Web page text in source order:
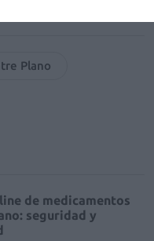
Plano
de medicamentos
seguridad y